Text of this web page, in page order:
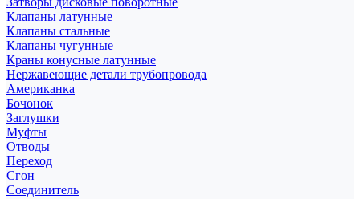
Клапаны латунные
Клапаны стальные
Клапаны чугунные
Краны конусные латунные
Нержавеющие детали трубопровода
Американка
Бочонок
Заглушки
Муфты
Отводы
Переход
Сгон
Соединитель